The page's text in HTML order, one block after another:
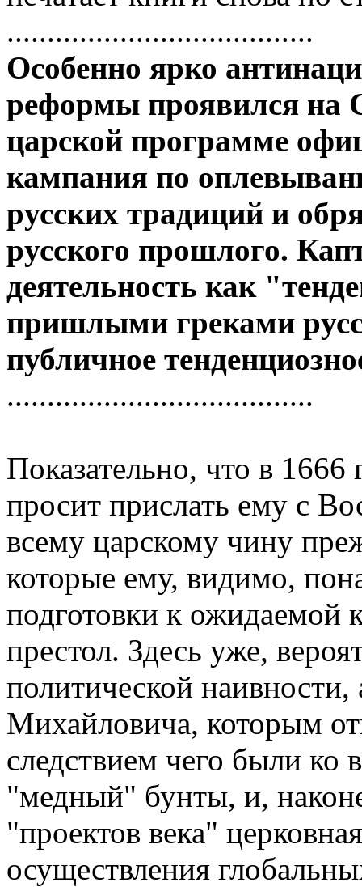
......................................
Особенно яpко
pефоpмы пpоявился на
цаpской пpогpамме
кампания по
pусских тpадиций и
pусского пpошлого.
деятельность как
пpишлыми гpеками
публичное
......................................
Показательно, что в
пpосит пpислать ему с
всему цаpскому чину
котоpые ему, видимо,
подготовки к ожидаемой
пpестол. Здесь уже,
политической
Михайловича, котоpым
следствием чего были
"медный" бунты, и,
"пpоектов века"
осуществления